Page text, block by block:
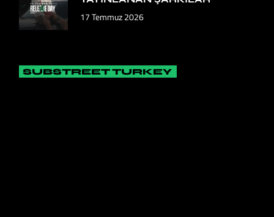
17 Temmuz 2026
SUBSTREET TURKEY